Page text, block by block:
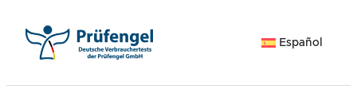
contenido
Español